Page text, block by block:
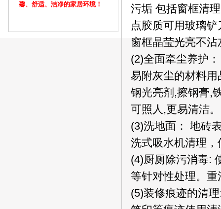
馨、舒适、洁净的家居环境！
污垢 包括窗框清
点胶质可用玻璃
窗框晶莹光亮不沾
(2)全面牵尘养护
易附灰尘的材料
钢光亮剂,擦钢膏,
可照人,更易清洁。
(3)洗地面： 地砖
洗式吸水机清理
(4)厨厕除污消毒:
等针对性处理。
(5)装修痕迹的清